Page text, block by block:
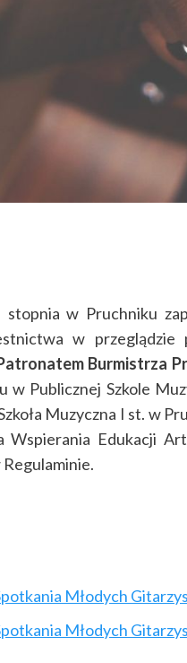
stopnia w Pruchniku
w
Burmistrza
w Publicznej Szkole
Muzyczna I st. w
Wspierania Edukacji
Młodych
Młodych